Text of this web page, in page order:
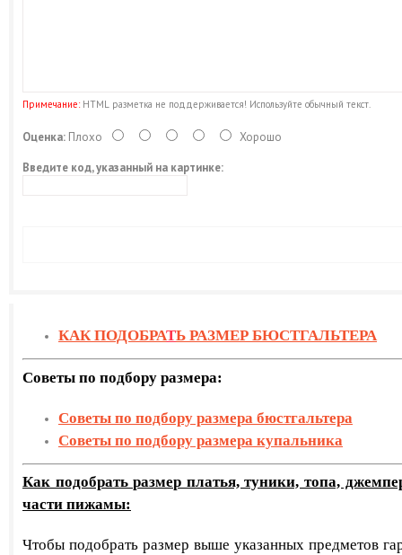
Примечание:HTML разметка не поддерживается! Используйте обычный текст.
Оценка: Плохо
Хорошо
Введите код, указанный на картинке:
КАК ПОДОБРАТЬ РАЗМЕР БЮСТГАЛЬТЕРА
Советы по подбору размера:
Советы по подбору размера бюстгальтера
Советы по подбору размера купальника
Как подобрать размер платья, туники, топа,
части пижамы:
Чтобы подобрать размер выше указанных предметов